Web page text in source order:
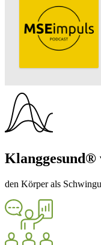
Klanggesund®
den Körper als